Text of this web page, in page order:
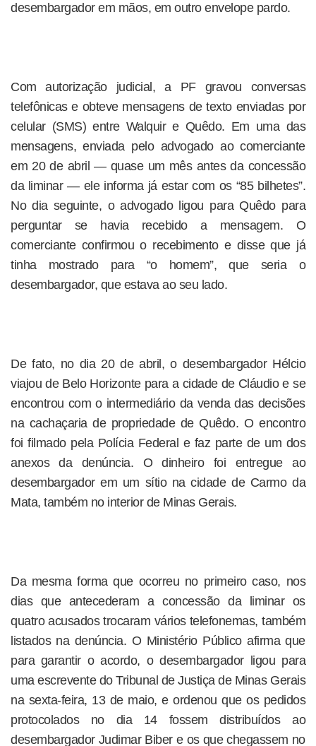
desembargador em mãos, em outro envelope pardo.
Com autorização judicial, a PF gravou conversas
telefônicas e obteve mensagens de texto enviadas por
celular (SMS) entre Walquir e Quêdo. Em uma das
mensagens, enviada pelo advogado ao comerciante
em 20 de abril — quase um mês antes da concessão
da liminar — ele informa já estar com os “85 bilhetes”.
No dia seguinte, o advogado ligou para Quêdo para
perguntar se havia recebido a mensagem. O
comerciante confirmou o recebimento e disse que já
tinha mostrado para “o homem”, que seria o
desembargador, que estava ao seu lado.
De fato, no dia 20 de abril, o desembargador Hélcio
viajou de Belo Horizonte para a cidade de Cláudio e se
encontrou com o intermediário da venda das decisões
na cachaçaria de propriedade de Quêdo. O encontro
foi filmado pela Polícia Federal e faz parte de um dos
anexos da denúncia. O dinheiro foi entregue ao
desembargador em um sítio na cidade de Carmo da
Mata, também no interior de Minas Gerais.
Da mesma forma que ocorreu no primeiro caso, nos
dias que antecederam a concessão da liminar os
quatro acusados trocaram vários telefonemas, também
listados na denúncia. O Ministério Público afirma que
para garantir o acordo, o desembargador ligou para
uma escrevente do Tribunal de Justiça de Minas Gerais
na sexta-feira, 13 de maio, e ordenou que os pedidos
protocolados no dia 14 fossem distribuídos ao
desembargador Judimar Biber e os que chegassem no